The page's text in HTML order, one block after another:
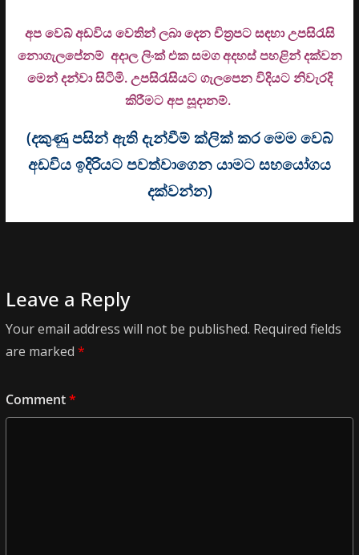
අප වෙබ් අඩවිය වෙතින් ලබා දෙන චිත්‍රපට සඳහා උපසිරැසි
නොගැලපේනම් අදාල ලිංක් එක සමග අදහස් පහළින් දක්වන
මෙන් දන්වා සිටිමි. උපසිරැසියට ගැලපෙන විදියට නිවැරදි
කිරීමට අප සූදානම්.
(දකුණු පසින් ඇති දැන්වීම් ක්ලික් කර මෙම වෙබ්
අඩවිය ඉදිරියට පවත්වාගෙන යාමට සහයෝගය
දක්වන්න)
Leave a Reply
Your email address will not be published. Required fields
are marked *
Comment*